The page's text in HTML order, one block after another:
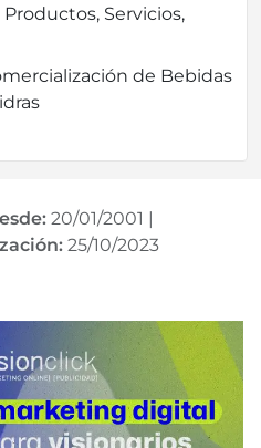
Servicios,
de Bebidas
20/01/2001
25/10/2023